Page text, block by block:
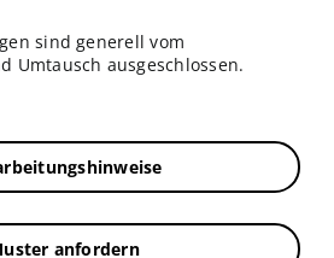
sind generell vom
Umtausch ausgeschlossen.
anfordern